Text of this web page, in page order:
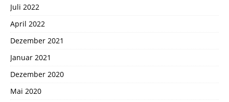
Juli 2022
April 2022
Dezember 2021
Januar 2021
Dezember 2020
Mai 2020